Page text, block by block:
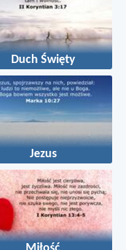
Duch Święty
Jezus